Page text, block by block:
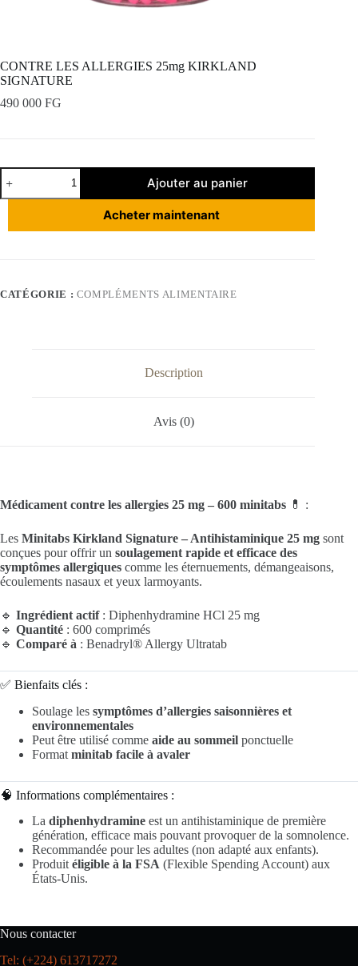
CONTRE LES ALLERGIES 25mg KIRKLAND
SIGNATURE
490 000 FG
quantité
de
CONTRE
Ajouter au panier
Acheter maintenant
CATÉGORIE : COMPLÉMENTS ALIMENTAIRE
Description
Avis (0)
Médicament contre les allergies 25 mg – 600 minitabs 💊 :
Les Minitabs Kirkland Signature – Antihistaminique 25 mg sont
conçues pour offrir un soulagement rapide et efficace des
symptômes allergiques comme les éternuements, démangeaisons,
écoulements nasaux et yeux larmoyants.
🔹 Ingrédient actif: Diphenhydramine HCl 25 mg
🔹 Quantité : 600 comprimés
🔹 Comparé à : Benadryl® Allergy Ultratab
✅ Bienfaits clés :
Soulage les symptômes d’allergies saisonnières et
environnementales
Peut être utilisé comme aide au sommeil ponctuelle
Format minitab facile à avaler
🧠 Informations complémentaires :
La diphenhydramine est un antihistaminique de première
génération, efficace mais pouvant provoquer de la somnolence.
Recommandée pour les adultes (non adapté aux enfants).
Produit éligible à la FSA (Flexible Spending Account) aux
États-Unis.
Nous contacter
Tel: (+224) 613717272